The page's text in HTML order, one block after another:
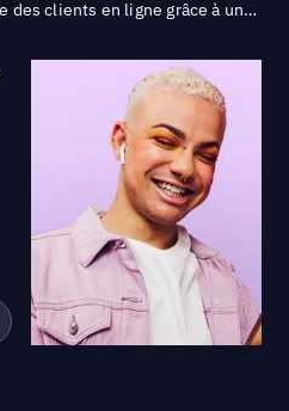
Sephora attire des clients en ligne grâce à une présence glamour sur ses annonces